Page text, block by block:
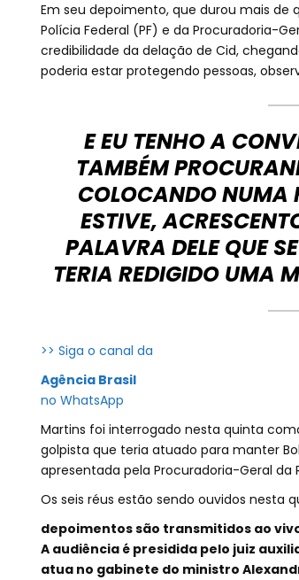
Em seu depoimento, que durou mais de
Polícia Federal (PF) e da Procuradoria-
credibilidade da delação de Cid,
poderia estar protegendo pessoas,
E EU TENHO A
TAMBÉM
COLOCANDO NUMA
ESTIVE,
PALAVRA DELE QUE
TERIA REDIGIDO UMA
>> Siga o canal da
Agência Brasil
no WhatsApp
Martins foi interrogado nesta quinta
golpista que teria atuado para manter
apresentada pela Procuradoria-Geral da
Os seis réus estão sendo ouvidos nesta
depoimentos são transmitidos ao
A audiência é presidida pelo juiz
atua no gabinete do ministro